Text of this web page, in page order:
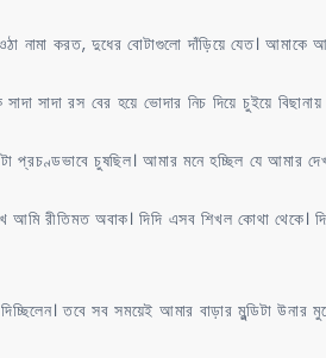
নামা করত, দুধের বোটাগুলো দাঁড়িয়ে যেত।
সাদা রস বের হয়ে ভোদার নিচ দিয়ে চুইয়ে
প্রচণ্ডভাবে চুষছিল। আমার মনে হচ্ছিল যে আমার
আমি রীতিমত অবাক। দিদি এসব শিখল কোথা থেকে।
তবে সব সময়েই আমার বাড়ার মুন্ডিটা